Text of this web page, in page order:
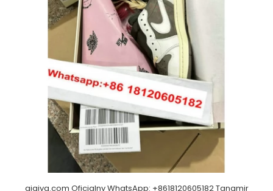
qiqiyg.com Oficjalny WhatsApp: +8618120605182 Tangmir